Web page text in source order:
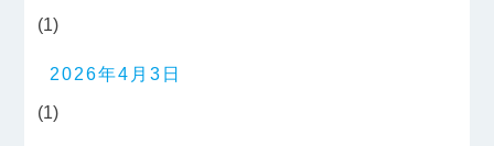
(1)
2026年4月3日
(1)